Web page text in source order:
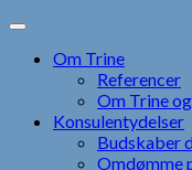
Skip
contentOm Trine
Referencer
Om Trine
Konsulentydelser
Budskaber
Omdømme